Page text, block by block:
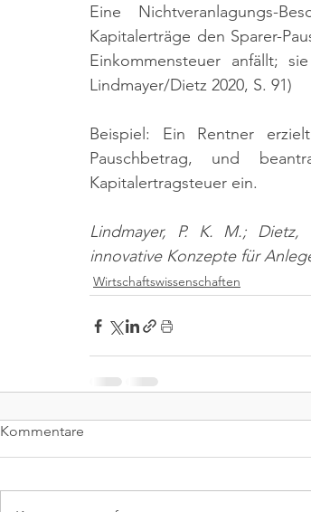
Eine Nichtveranlagungs-
Kapitalerträge den Sparer-
Einkommensteuer anfällt;
Lindmayer/Dietz 2020, S. 91)
Beispiel: Ein Rentner
Pauschbetrag, und
Kapitalertragsteuer ein.
Lindmayer, P. K. M.; Dietz,
innovative Konzepte für
Wirtschaftswissenschaften
Kommentare